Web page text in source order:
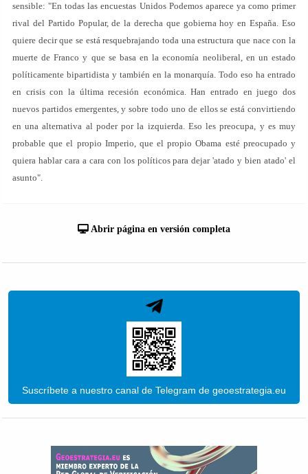
sensible: "En todas las encuestas Unidos Podemos aparece ya como primer
rival del Partido Popular, de la derecha que gobierna hoy en España. Eso
quiere decir que se está resquebrajando toda una estructura que nace con la
muerte de Franco y que se basa en la economía neoliberal, en un estado
políticamente bipartidista y también en la monarquía. Todo eso ha entrado
en crisis con la última recesión económica. Han entrado en juego dos
nuevos partidos emergentes, y sobre todo uno de ellos se está convirtiendo
en una alternativa al poder por la izquierda. Eso les preocupa, y es muy
probable que el propio Imperio, que el propio Obama esté preocupado y
quiera hablar cara a cara con los políticos para dejar 'atado y bien atado' el
asunto".
Abrir página en versión completa
Suscríbete a nuestro canal de Telegram de geoestrategia.eu